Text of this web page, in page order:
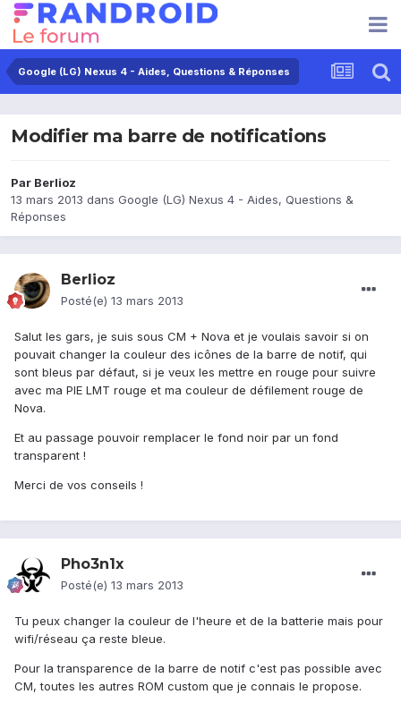
Google (LG) Nexus 4 - Aides, Questions & Réponses
Modifier ma barre de notifications
Par Berlioz
13 mars 2013 dans Google (LG) Nexus 4 - Aides, Questions &
Réponses
Berlioz
Posté(e) 13 mars 2013
Salut les gars, je suis sous CM + Nova et je voulais savoir si on
pouvait changer la couleur des icônes de la barre de notif, qui
sont bleus par défaut, si je veux les mettre en rouge pour suivre
avec ma PIE LMT rouge et ma couleur de défilement rouge de
Nova.
Et au passage pouvoir remplacer le fond noir par un fond
transparent !
Merci de vos conseils !
Pho3n1x
Posté(e) 13 mars 2013
Tu peux changer la couleur de l'heure et de la batterie mais pour
wifi/réseau ça reste bleue.
Pour la transparence de la barre de notif c'est pas possible avec
CM, toutes les autres ROM custom que je connais le propose.